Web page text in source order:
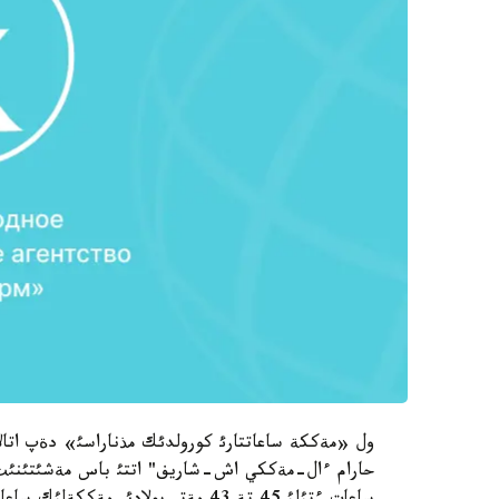
ول «مةككة ساعاتتارئ كورولدئك مذناراسئ» دةپ